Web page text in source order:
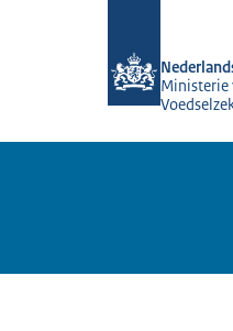
Ministerie